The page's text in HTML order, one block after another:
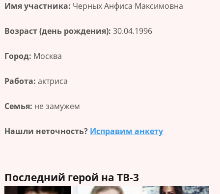
Имя участника: Черных Анфиса Максимовна
Возраст (день рождения): 30.04.1996
Город: Москва
Работа: актриса
Семья: не замужем
Нашли неточность? Исправим анкету
Последний герой на ТВ-3